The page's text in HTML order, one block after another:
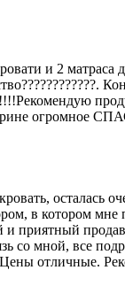
и 2 матраса
огромное
осталась
в котором мне
и приятный
со мной, все
отличные.